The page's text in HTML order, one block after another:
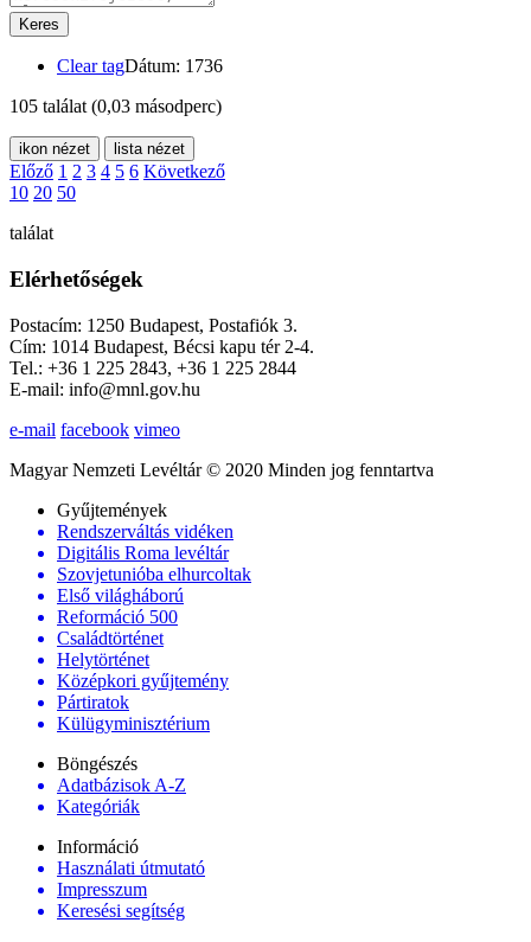
Keres
Clear tagDátum: 1736
105 találat (0,03 másodperc)
ikon nézet lista nézet
Előző 1 2 3 4 5 6 Következő
10 20 50
találat
Elérhetőségek
Postacím: 1250 Budapest, Postafiók 3.
Cím: 1014 Budapest, Bécsi kapu tér 2-4.
Tel.: +36 1 225 2843, +36 1 225 2844
E-mail: info@mnl.gov.hu
e-mail facebook vimeo
Magyar Nemzeti Levéltár © 2020 Minden jog fenntartva
Gyűjtemények
Rendszerváltás vidéken
Digitális Roma levéltár
Szovjetunióba elhurcoltak
Első világháború
Reformáció 500
Családtörténet
Helytörténet
Középkori gyűjtemény
Pártiratok
Külügyminisztérium
Böngészés
Adatbázisok A-Z
Kategóriák
Információ
Használati útmutató
Impresszum
Keresési segítség